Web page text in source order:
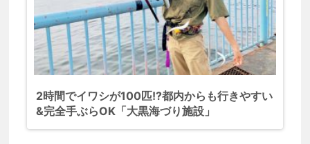
2時間でイワシが100匹!?都内からも行きやすい
&完全手ぶらOK「大黒海づり施設」